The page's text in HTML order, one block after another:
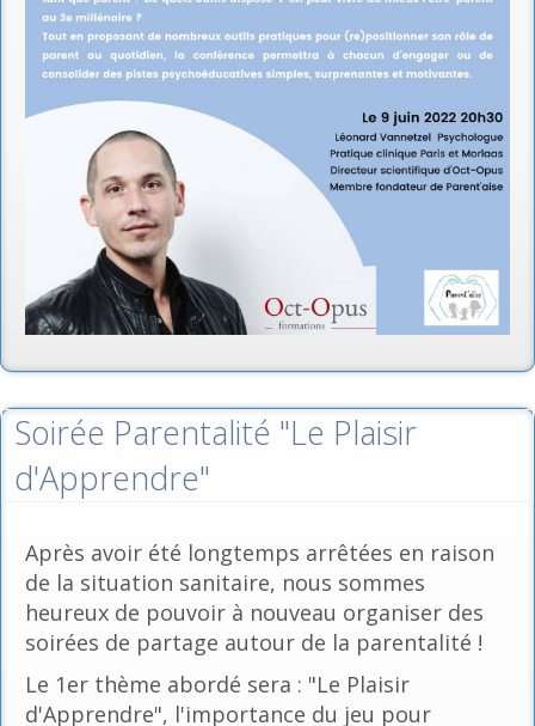
Soirée Parentalité "Le Plaisir
d'Apprendre"
Après avoir été longtemps arrêtées en raison
de la situation sanitaire, nous sommes
heureux de pouvoir à nouveau organiser des
soirées de partage autour de la parentalité !
Le 1er thème abordé sera : "Le Plaisir
d'Apprendre", l'importance du jeu pour